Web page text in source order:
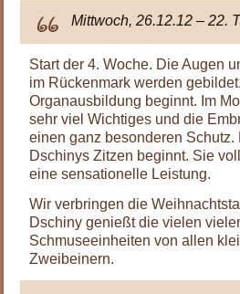
Mittwoch, 26.12.12 – 22.
Start der 4. Woche. Die Augen
im Rückenmark werden
Organausbildung beginnt. Im
sehr viel Wichtiges und die
einen ganz besonderen
Dschinys Zitzen beginnt. Sie
eine sensationelle Leistung.
Wir verbringen die
Dschiny genießt die vielen
Schmuseeinheiten von allen
Zweibeinern.